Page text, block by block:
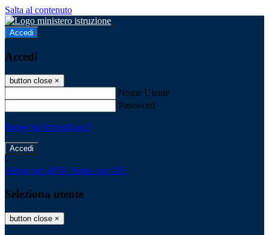
Salta al contenuto
Accedi
Accedi
button close ×
Nome Utente
Password
Password dimenticata?
-
Entra con SPID Entra con CIE
Seleziona utente
button close ×